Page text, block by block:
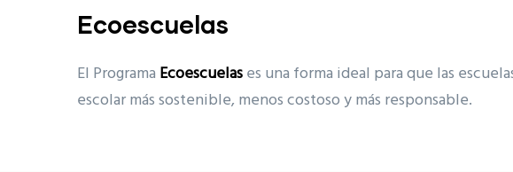
Ecoescuelas
El Programa Ecoescuelases una forma ideal para que las
escolar más sostenible, menos costoso y más responsable.